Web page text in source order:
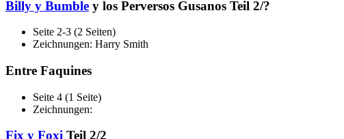
Billy y Bumble y los Perversos Gusanos Teil 2/?
Seite 2-3 (2 Seiten)
Zeichnungen: Harry Smith
Entre Faquines
Seite 4 (1 Seite)
Zeichnungen:
Fix y Foxi Teil 2/2